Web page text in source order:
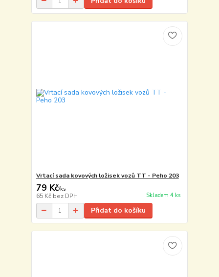
Vrtací sada kovových ložisek vozů TT - Peho 203
79 Kč/ks
65 Kč bez DPH Skladem 4 ks
Přidat do košíku